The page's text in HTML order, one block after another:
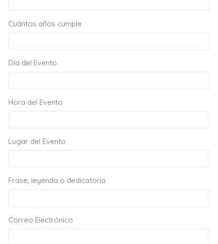
Cuántos años cumple
Día del Evento
Hora del Evento
Lugar del Evento
Frase, leyenda o dedicatoria
Correo Electrónico